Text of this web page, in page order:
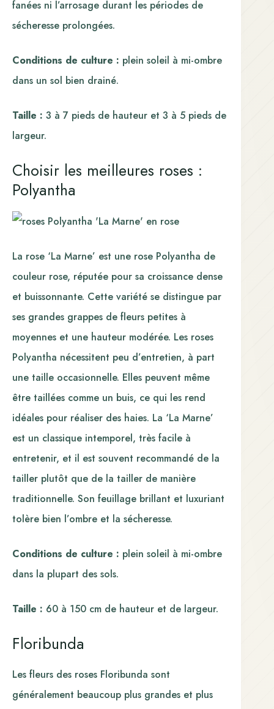
fanées ni l’arrosage durant les périodes de
sécheresse prolongées.
Conditions de culture : plein soleil à mi-ombre
dans un sol bien drainé.
Taille : 3 à 7 pieds de hauteur et 3 à 5 pieds de
largeur.
Choisir les meilleures roses :
Polyantha
La rose ‘La Marne’ est une rose Polyantha de
couleur rose, réputée pour sa croissance dense
et buissonnante. Cette variété se distingue par
ses grandes grappes de fleurs petites à
moyennes et une hauteur modérée. Les roses
Polyantha nécessitent peu d’entretien, à part
une taille occasionnelle. Elles peuvent même
être taillées comme un buis, ce qui les rend
idéales pour réaliser des haies. La ‘La Marne’
est un classique intemporel, très facile à
entretenir, et il est souvent recommandé de la
tailler plutôt que de la tailler de manière
traditionnelle. Son feuillage brillant et luxuriant
tolère bien l’ombre et la sécheresse.
Conditions de culture : plein soleil à mi-ombre
dans la plupart des sols.
Taille : 60 à 150 cm de hauteur et de largeur.
Floribunda
Les fleurs des roses Floribunda sont
généralement beaucoup plus grandes et plus